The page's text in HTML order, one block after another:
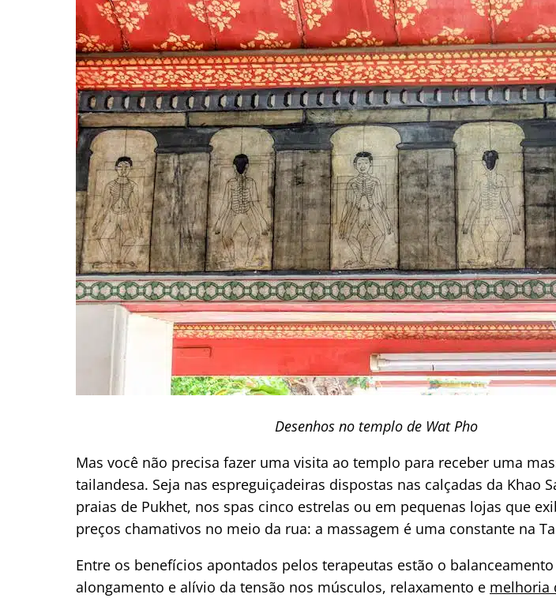
Desenhos no templo de Wat Pho
Mas você não precisa fazer uma visita ao templo para receber uma
tailandesa. Seja nas espreguiçadeiras dispostas nas calçadas da Khao
praias de Pukhet, nos spas cinco estrelas ou em pequenas lojas que
preços chamativos no meio da rua: a massagem é uma constante na
Entre os benefícios apontados pelos terapeutas estão o
alongamento e alívio da tensão nos músculos, relaxamento e melhoria